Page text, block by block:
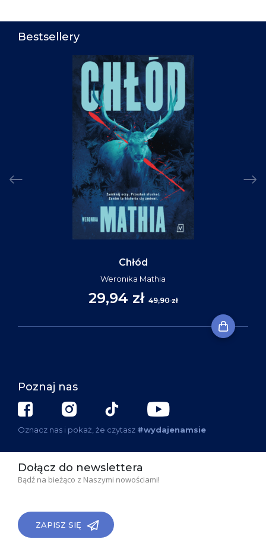
Bestsellery
Chłód
Weronika Mathia
29,94 zł 49,90 zł
Poznaj nas
Oznacz nas i pokaż, że czytasz #wydajenamsie
Dołącz do newslettera
Bądź na bieżąco z Naszymi nowościami!
ZAPISZ SIĘ